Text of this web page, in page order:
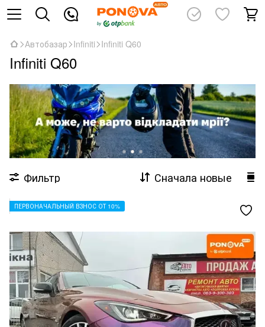
Автобазар Infiniti Infiniti Q60
Infiniti Q60
Фильтр Сначала новые
ПЕРВОНАЧАЛЬНЫЙ ВЗНОС ОТ 10%